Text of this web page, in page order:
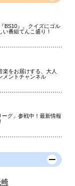
BS10』。クイズにゴル
い番組てんこ盛り！
楽をお届けする、大人
メントチャンネル
ーグ」参戦中！最新情報
崎